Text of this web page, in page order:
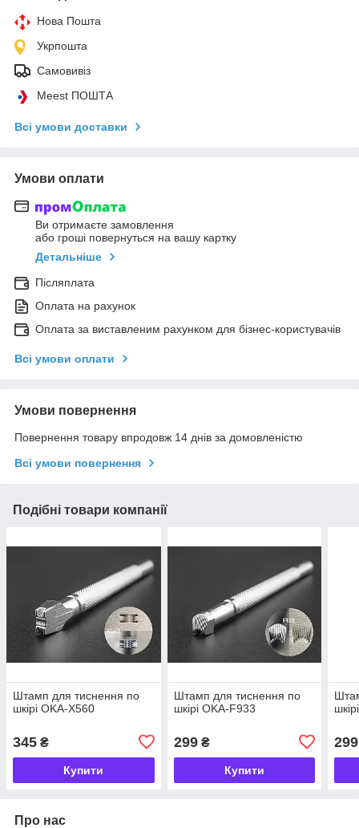
Нова Пошта
Укрпошта
Самовивіз
Meest ПОШТА
Всі умови доставки
Умови оплати
Ви отримаєте замовлення
або гроші повернуться на вашу картку
Детальніше
Післяплата
Оплата на рахунок
Оплата за виставленим рахунком для бізнес-користувачів
Всі умови оплати
Умови повернення
Повернення товару впродовж 14 днів за домовленістю
Всі умови повернення
Подібні товари компанії
Штамп для тиснення по
шкірі OKA-X560
345 ₴
Купити
Штамп для тиснення по
шкірі OKA-F933
299₴
Купити
299
Про нас